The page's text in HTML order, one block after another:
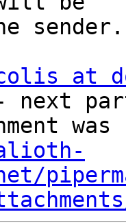
sender.
at
next